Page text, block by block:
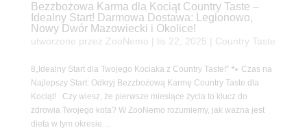
Bezzbożowa Karma dla Kociąt Country Taste –
Idealny Start! Darmowa Dostawa: Legionowo,
Nowy Dwór Mazowiecki i Okolice!
utworzone przez ZooNemo lis 22, 2025 Country Taste
8„Idealny Start dla Twojego Kociaka z Country Taste!” 🐾 Czas na
Najlepszy Start: Odkryj Bezzbożową Karmę Country Taste dla
Kociąt! Czy wiesz, że pierwsze miesiące życia to klucz do
zdrowia Twojego kota? W ZooNemo rozumiemy, jak ważna jest
dieta w tym okresie....